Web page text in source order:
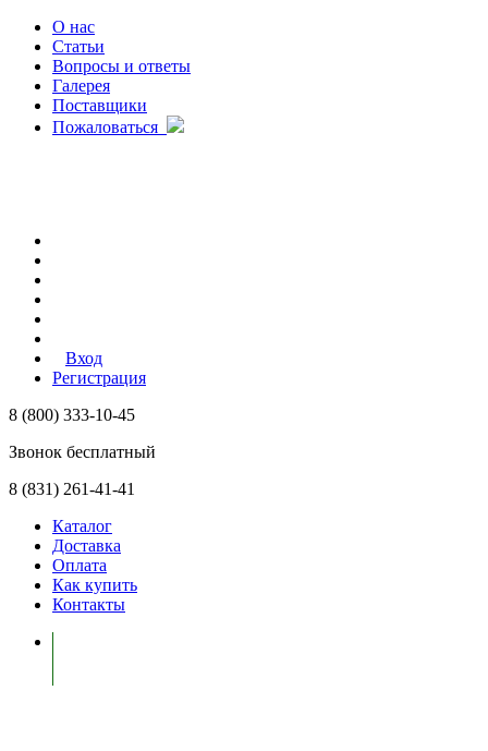
О нас
Статьи
Вопросы и ответы
Галерея
Поставщики
Пожаловаться
Вход
Регистрация
8 (800) 333-10-45
Звонок бесплатный
8 (831) 261-41-41
Каталог
Доставка
Оплата
Как купить
Контакты